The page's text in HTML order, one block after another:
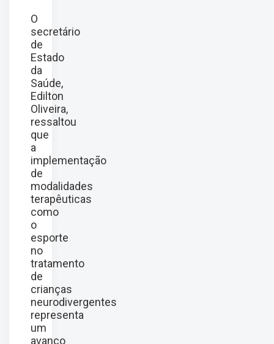
O
secretário
de
Estado
da
Saúde,
Edilton
Oliveira,
ressaltou
que
a
implementação
de
modalidades
terapêuticas
como
o
esporte
no
tratamento
de
crianças
neurodivergentes
representa
um
avanço